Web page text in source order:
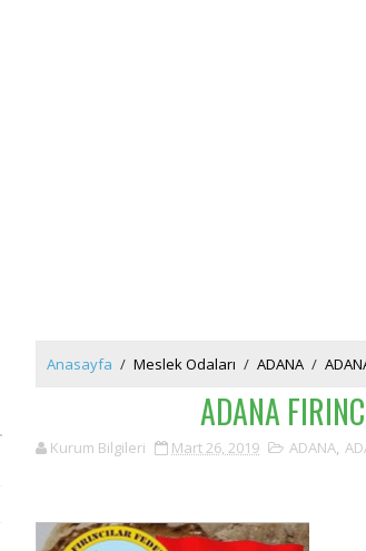
Anasayfa / Meslek Odaları / ADANA /
ADANA
Kurum Bilgileri Mart 26, 2019 ADANA,